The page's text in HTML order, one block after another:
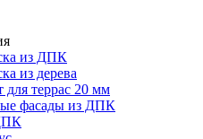
из ДПК
из дерева
для террас 20 мм
фасады из ДПК